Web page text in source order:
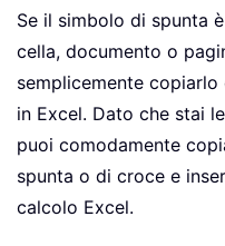
Se il simbolo di spunta
cella, documento o
semplicemente
in Excel. Dato che stai
puoi comodamente
spunta o di croce e
calcolo Excel.